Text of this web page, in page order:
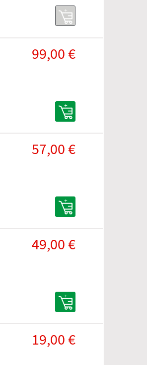
99,00 €
57,00 €
49,00 €
19,00 €